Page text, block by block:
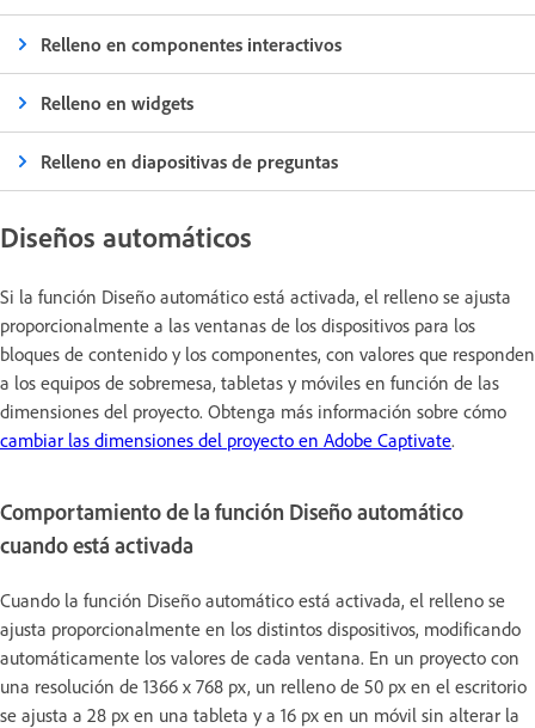
Relleno en componentes interactivos
Relleno en widgets
Relleno en diapositivas de preguntas
Diseños automáticos
Si la función Diseño automático está activada, el relleno se ajusta
proporcionalmente a las ventanas de los dispositivos para los
bloques de contenido y los componentes, con valores que responden
a los equipos de sobremesa, tabletas y móviles en función de las
dimensiones del proyecto. Obtenga más información sobre cómo
cambiar las dimensiones del proyecto en Adobe Captivate.
Comportamiento de la función Diseño automático
cuando está activada
Cuando la función Diseño automático está activada, el relleno se
ajusta proporcionalmente en los distintos dispositivos, modificando
automáticamente los valores de cada ventana. En un proyecto con
una resolución de 1366 x 768 px, un relleno de 50 px en el escritorio
se ajusta a 28 px en una tableta y a 16 px en un móvil sin alterar la